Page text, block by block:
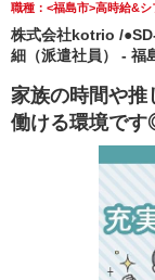
職種：<福島市>高時給&
株式会社kotrio /
細（派遣社員） - 福
家族の時間や推
働ける環境で